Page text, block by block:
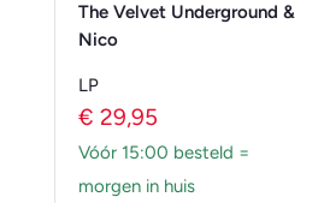
The Velvet Underground &
Nico
LP
Verkoopprijs
€ 29,95
Vóór 15:00 besteld =
morgen in huis